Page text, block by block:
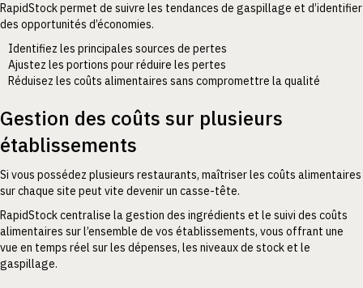
RapidStock permet de suivre les tendances de gaspillage et d’identifier
des opportunités d’économies.
Identifiez les principales sources de pertes
Ajustez les portions pour réduire les pertes
Réduisez les coûts alimentaires sans compromettre la qualité
Gestion des coûts sur plusieurs
établissements
Si vous possédez plusieurs restaurants, maîtriser les coûts alimentaires
sur chaque site peut vite devenir un casse-tête.
RapidStock centralise la gestion des ingrédients et le suivi des coûts
alimentaires sur l’ensemble de vos établissements, vous offrant une
vue en temps réel sur les dépenses, les niveaux de stock et le
gaspillage.